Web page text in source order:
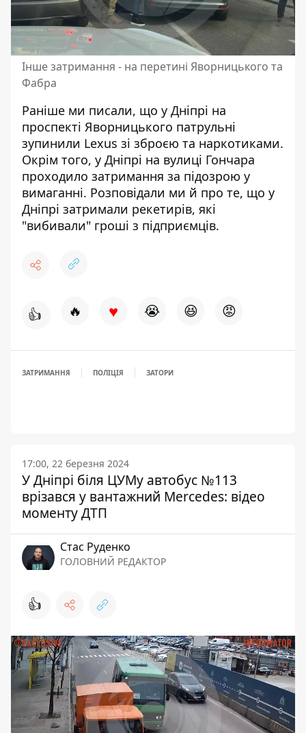
Інше затримання - на перетині Яворницького та
Фабра
Раніше ми писали, що у Дніпрі на
проспекті Яворницького патрульні
зупинили Lexus зі зброєю та наркотиками.
Окрім того, у Дніпрі на вулиці Гончара
проходило затримання за підозрою у
вимаганні. Розповідали ми й про те, що у
Дніпрі затримали рекетирів, які
"вибивали" гроші з підприємців.
👍 🔥 ♥ 😭 😆 😡
ЗАТРИМАННЯ ПОЛІЦІЯ ЗАТОРИ
17:00, 22 березня 2024
У Дніпрі біля ЦУМу автобус №113
врізався у вантажний Mercedes: відео
моменту ДТП
Стас Руденко
ГОЛОВНИЙ РЕДАКТОР
👍